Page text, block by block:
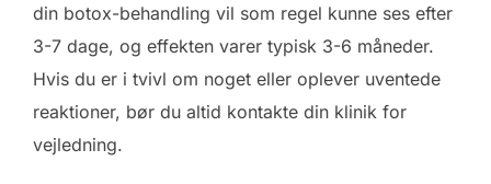
din botox-behandling vil som regel kunne ses efter
3-7 dage, og effekten varer typisk 3-6 måneder.
Hvis du er i tvivl om noget eller oplever uventede
reaktioner, bør du altid kontakte din klinik for
vejledning.